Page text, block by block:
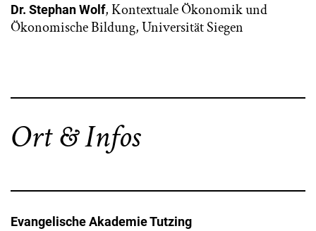
Dr. Stephan Wolf, Kontextuale Ökonomik und
Ökonomische Bildung, Universität Siegen
Ort & Infos
Evangelische Akademie Tutzing